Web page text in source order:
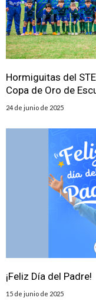
Hormiguitas del
Copa de Oro de
24 de junio de 2025
¡Feliz Día del Padre!
15 de junio de 2025